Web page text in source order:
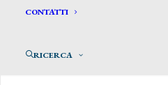
CONTATTI
RICERCA
BOTTI SCIFONI IDDA
Studiò con G. Silvagni a